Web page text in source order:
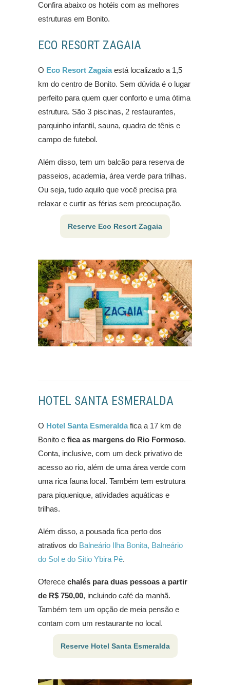
Confira abaixo os hotéis com as melhores
estruturas em Bonito.
ECO RESORT ZAGAIA
O Eco Resort Zagaiaestá localizado a 1,5
km do centro de Bonito. Sem dúvida é o lugar
perfeito para quem quer conforto e uma ótima
estrutura. São 3 piscinas, 2 restaurantes,
parquinho infantil, sauna, quadra de tênis e
campo de futebol.
Além disso, tem um balcão para reserva de
passeios, academia, área verde para trilhas.
Ou seja, tudo aquilo que você precisa pra
relaxar e curtir as férias sem preocupação.
Reserve Eco Resort Zagaia
HOTEL SANTA ESMERALDA
O Hotel Santa Esmeraldafica a 17 km de
Bonito e fica as margens do Rio Formoso.
Conta, inclusive, com um deck privativo de
acesso ao rio, além de uma área verde com
uma rica fauna local. Também tem estrutura
para piquenique, atividades aquáticas e
trilhas.
Além disso, a pousada fica perto dos
atrativos do Balneário Ilha Bonita, Balneário
do Sol e do Sitio Ybira Pê.
Oferece chalés para duas pessoas a partir
de R$ 750,00, incluindo café da manhã.
Também tem um opção de meia pensão e
contam com um restaurante no local.
Reserve Hotel Santa Esmeralda